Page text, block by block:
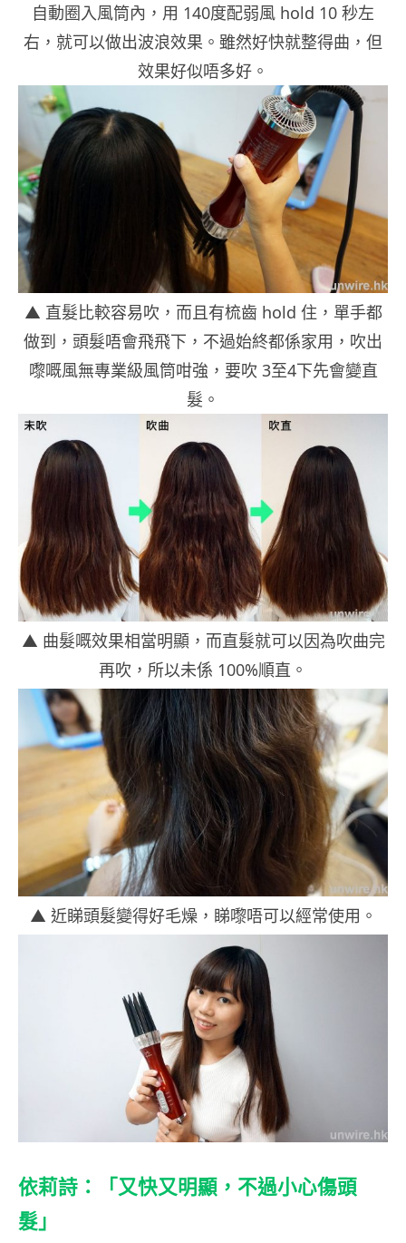
自動圈入風筒內，用 140度配弱風 hold 10 秒左
右，就可以做出波浪效果。雖然好快就整得曲，但
效果好似唔多好。
▲ 直髮比較容易吹，而且有梳齒 hold 住，單手都
做到，頭髮唔會飛飛下，不過始終都係家用，吹出
嚟嘅風無專業級風筒咁強，要吹 3至4下先會變直
髮。
▲ 曲髮嘅效果相當明顯，而直髮就可以因為吹曲完
再吹，所以未係 100%順直。
▲ 近睇頭髮變得好毛燥，睇嚟唔可以經常使用。
依莉詩：「又快又明顯，不過小心傷頭
髮」